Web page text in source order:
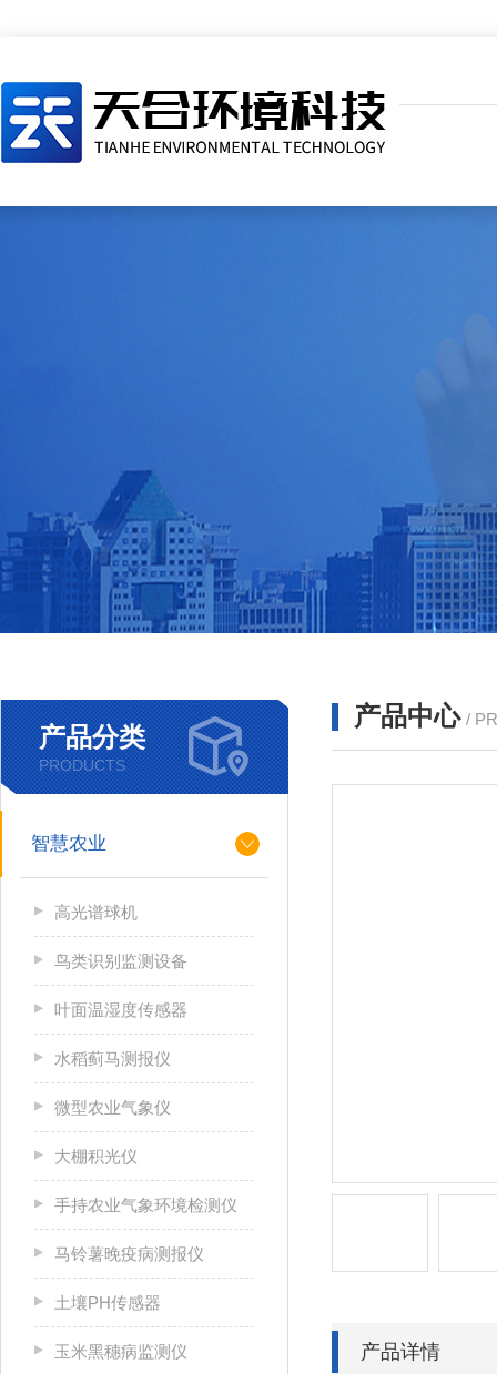
产品分类
PRODUCTS
智慧农业
高光谱球机
鸟类识别监测设备
叶面温湿度传感器
水稻蓟马测报仪
微型农业气象仪
大棚积光仪
手持农业气象环境检测仪
马铃薯晚疫病测报仪
土壤PH传感器
玉米黑穗病监测仪
产品中心 /
产品详情